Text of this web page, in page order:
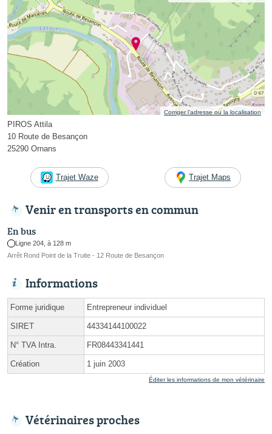
Corriger l’adresse ou la localisation
PIROS Attila
10 Route de Besançon
25290 Ornans
Trajet Waze Trajet Maps
Venir en transports en commun
En bus
Ligne 204, à 128 m
Arrêt Rond Point de la Truite - 12 Route de Besançon
Informations
Forme juridique Entrepreneur individuel
SIRET 44334144100022
N° TVA Intra. FR08443341441
Création 1 juin 2003
Éditer les informations de mon vétérinaire
Vétérinaires proches